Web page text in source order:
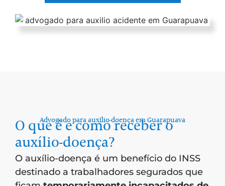
Advogado para auxílio-doença em Guarapuava
O que é e como receber o
auxílio-doença?
O auxílio-doença é um benefício do INSS
destinado a trabalhadores segurados que